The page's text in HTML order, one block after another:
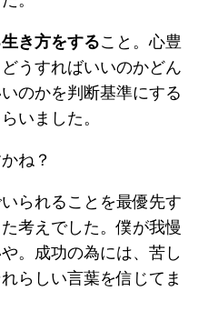
き方をすること。心豊
うすればいいのかどん
のかを判断基準にする
いました。
ね？
られることを最優先す
考えでした。僕が我慢
。成功の為には、苦し
らしい言葉を信じてま